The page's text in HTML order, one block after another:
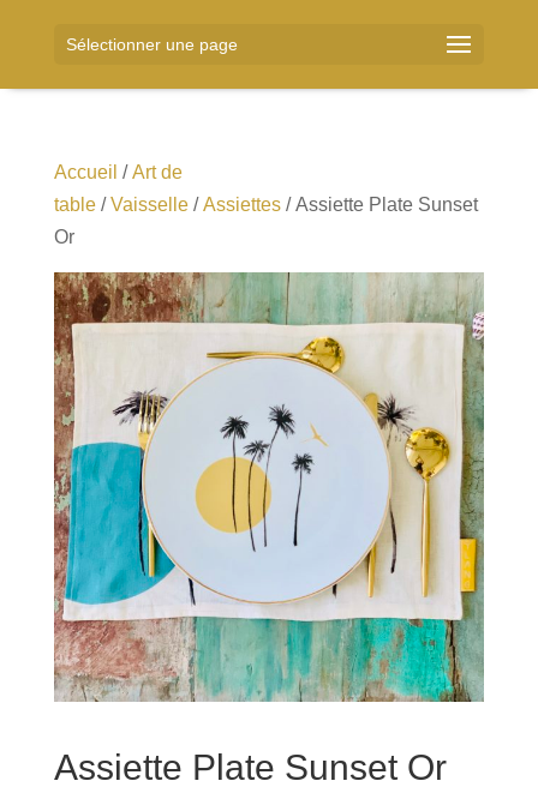
Sélectionner une page
Accueil /Art de
table/Vaisselle/Assiettes/ Assiette Plate Sunset
Or
Assiette Plate Sunset Or